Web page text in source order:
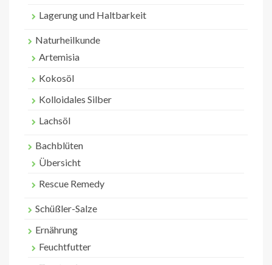
Lagerung und Haltbarkeit
Naturheilkunde
Artemisia
Kokosöl
Kolloidales Silber
Lachsöl
Bachblüten
Übersicht
Rescue Remedy
Schüßler-Salze
Ernährung
Feuchtfutter